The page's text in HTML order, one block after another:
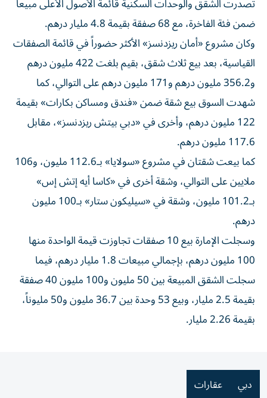
ضمن فئة الفاخرة، مع 68 صفقة بقيمة 4.8 مليار درهم.
وكان مشروع «أمان ريزدنسز» الأكثر حضوراً في قائمة الصفقات
القياسية، بعد بيع ثلاث شقق، بقيم بلغت 422 مليون درهم
و356.2 مليون درهم و171 مليون درهم على التوالي، كما
شهدت السوق بيع شقة ضمن «فندق ومساكن بكارات» بقيمة
122 مليون درهم، وأخرى في «دبي بيتش ريزدنسز»، مقابل
117.6 مليون درهم.
كما بيعت شقتان في مشروع «سولايا» بـ112.6 مليون، و106
ملايين على التوالي، وشقة أخرى في «كاسا أيه إتش إس»
بـ101.2 مليون، وشقة في «سيليكون ستار» بـ100 مليون
درهم.
وسجلت الإمارة بيع 10 صفقات تجاوزت قيمة الواحدة منها
100 مليون درهم، بإجمالي مبيعات 1.8 مليار درهم، فيما
سجلت الشقق المبيعة بين 50 مليون و100 مليون 40 صفقة
بقيمة 2.5 مليار، وبيع 53 وحدة بين 36.7 مليون و50 مليوناً،
بقيمة 2.26 مليار.
دبي عقارات